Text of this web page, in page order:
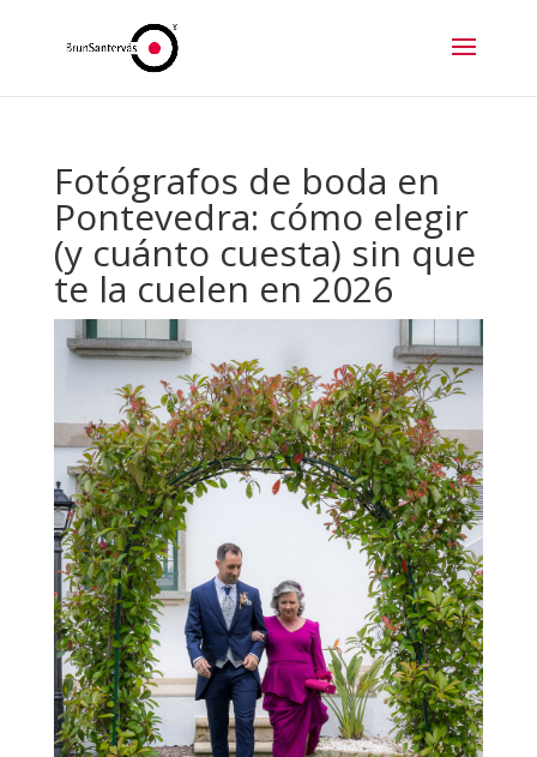
Fotógrafos de boda en
Pontevedra: cómo elegir
(y cuánto cuesta) sin que
te la cuelen en 2026